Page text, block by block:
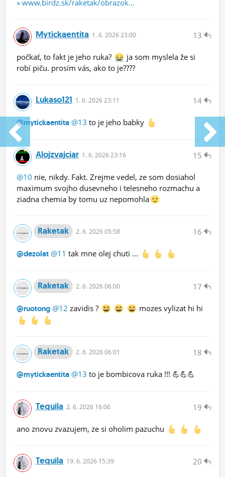
» www.birdz.sk/raketak/obrazok...
13
Mytickaentita 1. 6. 2026 23:00
počkať, to fakt je jeho ruka?
ja som myslela že si
robí piču. prosím vás, ako to je????
14
Lukaso121 1. 6. 2026 23:11
@mytickaentita @13 to je jeho babky
15
Alojzvajciar 1. 6. 2026 23:16
@10 nie, nikdy. Fakt. Zrejme vedel, ze som dosiahol
maximum svojho dusevneho i telesneho rozmachu a
ziadna chemia by tomu uz nepomohla
16
Raketak 2. 6. 2026 05:58
@dezolat @11 tak mne olej chuti ...
17
Raketak 2. 6. 2026 06:00
@ruotong @12 zavidis ? mozes vylizat hi hi
18
Raketak 2. 6. 2026 06:01
@mytickaentita @13 to je bombicova ruka !!! 💪💪💪
19
Tequila 2. 6. 2026 16:06
ano znovu zvazujem, ze si oholim pazuchu
20
Tequila 19. 6. 2026 15:39